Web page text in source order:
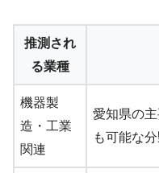
推測され
る業種
機器製
造・工業
関連
愛知県の
も可能な